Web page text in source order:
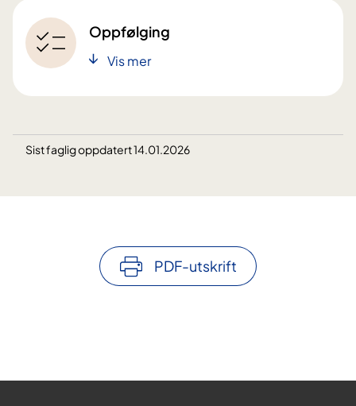
Oppfølging
Vis mer
Sist faglig oppdatert 14.01.2026
PDF-utskrift